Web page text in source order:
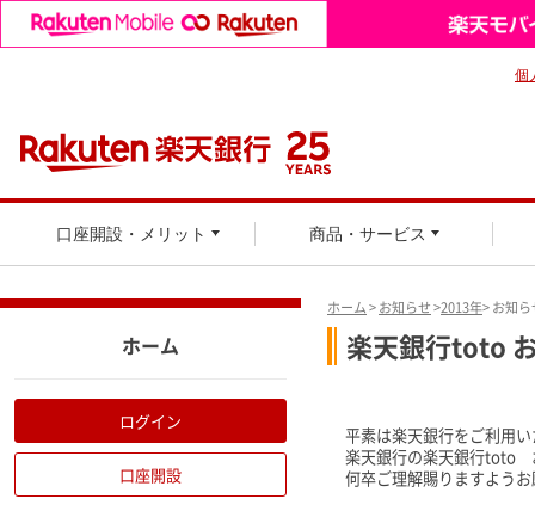
口座開設・メリット 商品・サービス
個
ホーム>お知らせ>2013年> お知
楽天銀行toto
平素は楽天銀行をご利用
楽天銀行の楽天銀行toto
何卒ご理解賜りますよう
ホーム
ログイン
口座開設